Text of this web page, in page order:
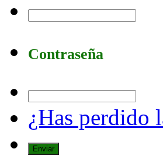
Contraseña
¿Has perdido